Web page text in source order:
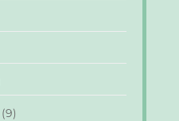
(9)